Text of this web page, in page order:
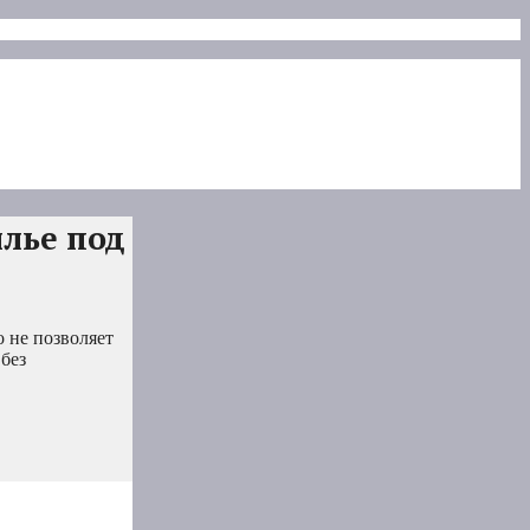
под
не позволяет